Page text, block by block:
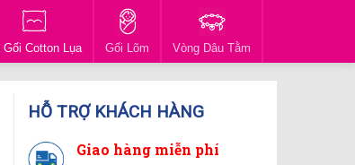
Gối Cotton Lụa Gối Lõm Vòng Dâu Tằm
HỖ TRỢ KHÁCH HÀNG
Giao hàng miễn phí